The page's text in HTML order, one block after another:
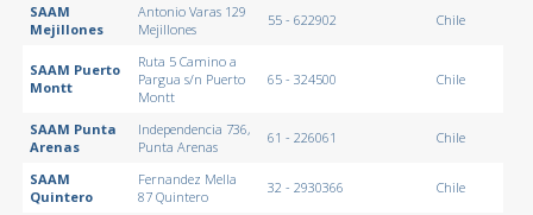
SAAM
Mejillones
Antonio Varas 129
Mejillones
55 - 622902 Chile
SAAM Puerto
Montt
Ruta 5 Camino a
Pargua s/n Puerto
Montt
65 - 324500 Chile
SAAM Punta
Arenas
Independencia 736,
Punta Arenas
61 - 226061 Chile
SAAM
Quintero
Fernandez Mella
87 Quintero
32 - 2930366 Chile